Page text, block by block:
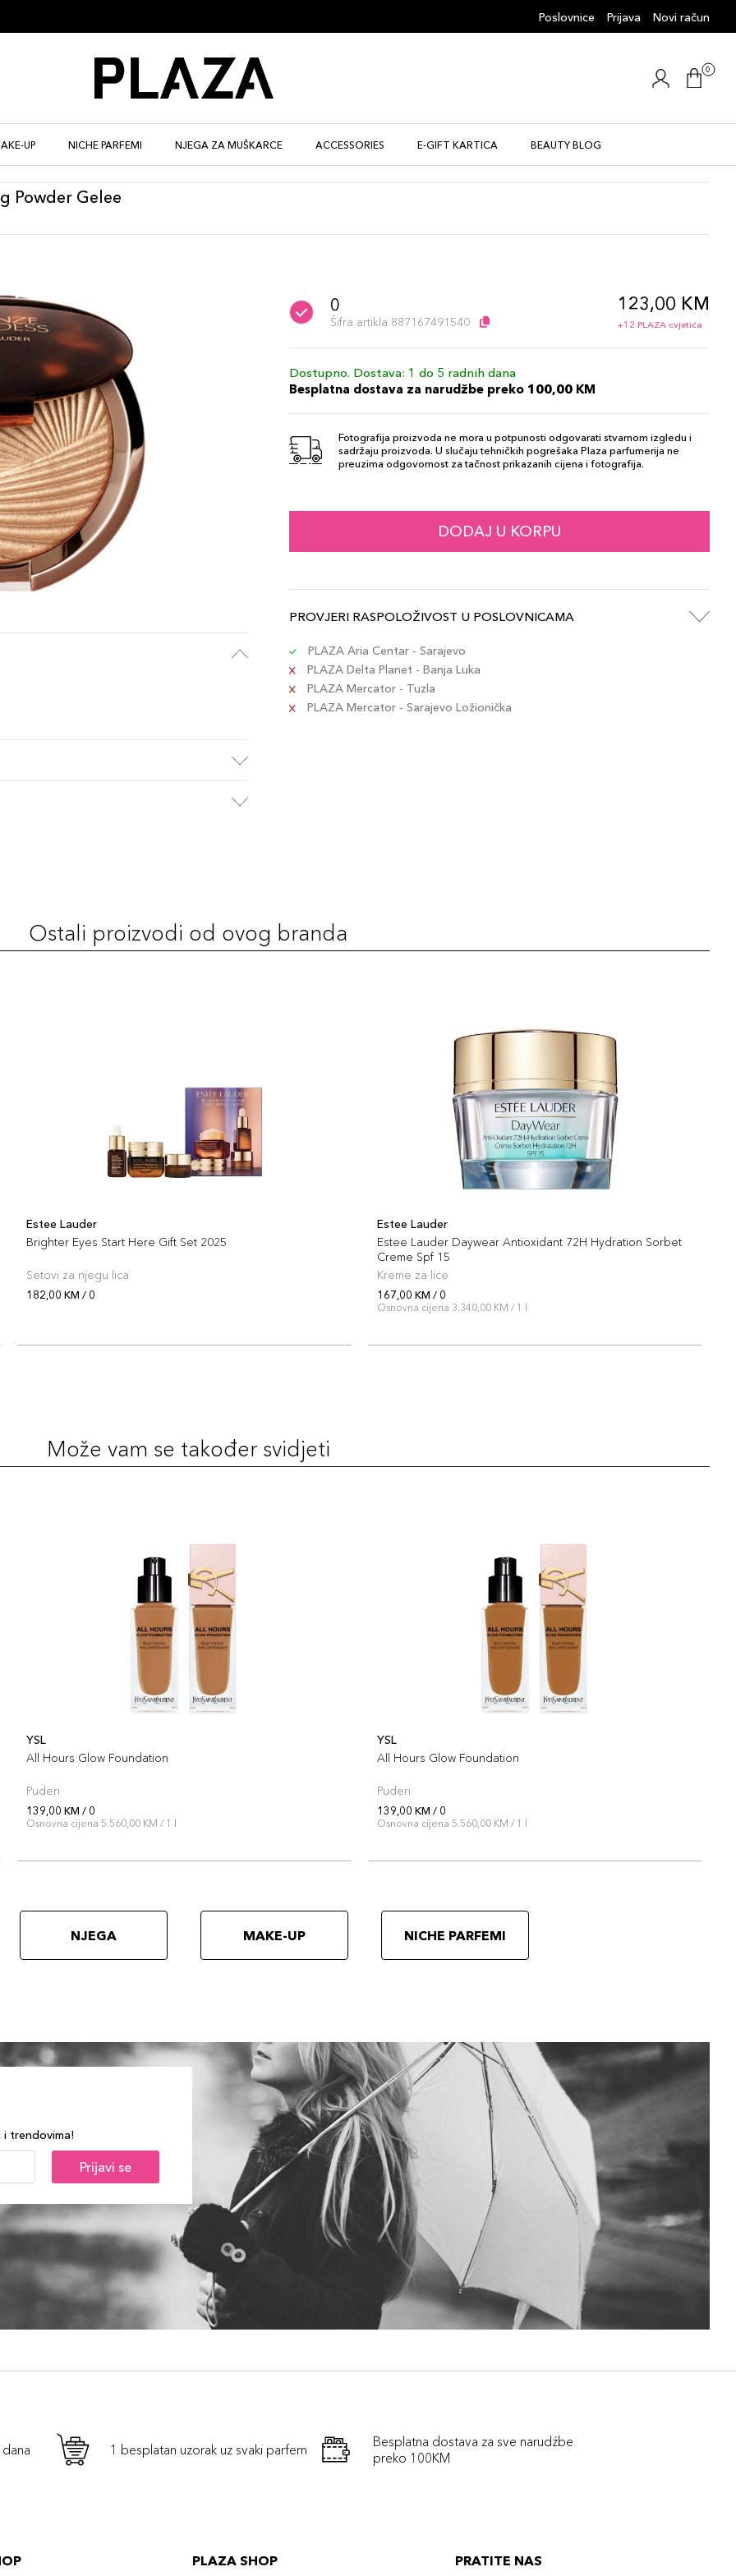
Poslovnice Prijava Novi račun
0
UP NICHE PARFEMI NJEGA ZA MUŠKARCE ACCESSORIES E-GIFT KARTICA BEAUTY BLOG
Powder Gelee
0
Šifra artikla 887167491540
123,00 KM
+12 PLAZA cvjetića
Dostupno. Dostava: 1 do 5 radnih dana
Besplatna dostava za narudžbe preko 100,00 KM
Fotografija proizvoda ne mora u potpunosti odgovarati stvarnom izgledu i
sadržaju proizvoda. U slučaju tehničkih pogrešaka Plaza parfumerija ne
preuzima odgovornost za tačnost prikazanih cijena i fotografija.
DODAJ U KORPU
PROVJERI RASPOLOŽIVOST U POSLOVNICAMA
PLAZA Aria Centar - Sarajevo
PLAZA Delta Planet - Banja Luka
PLAZA Mercator - Tuzla
PLAZA Mercator - Sarajevo Ložionička
Ostali proizvodi od ovog branda
Estee Lauder
Brighter Eyes Start Here Gift Set 2025
Setovi za njegu lica
182,00 KM / 0
Estee Lauder
Estee Lauder Daywear Antioxidant 72H Hydration Sorbet
Creme Spf 15
Kreme za lice
167,00 KM / 0
Osnovna cijena 3.340,00 KM / 1 l
Može vam se također svidjeti
YSL
All Hours Glow Foundation
Puderi
139,00 KM / 0
Osnovna cijena 5.560,00 KM / 1 l
YSL
All Hours Glow Foundation
Puderi
139,00 KM / 0
Osnovna cijena 5.560,00 KM / 1 l
NJEGA MAKE-UP NICHE PARFEMI
i trendovima!
Prijavi se
1 besplatan uzorak uz svaki parfem
Besplatna dostava za sve narudźbe
preko 100KM
PLAZA SHOP PRATITE NAS